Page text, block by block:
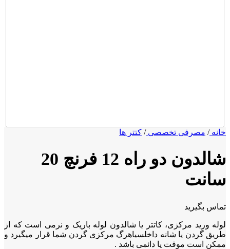
/ مصرفی تخصصی/ کتتر ها
شالدون دو راه 12 فرنچ 20
بگیرید
ورید مرکزی، کاتتر یا شالدون لوله باریک و نرمی است که از
گردن یا شانه داخلسیاهرگ مرکزی گردن شما قرار میگیرد و
است موقت یا دائمی باشد .